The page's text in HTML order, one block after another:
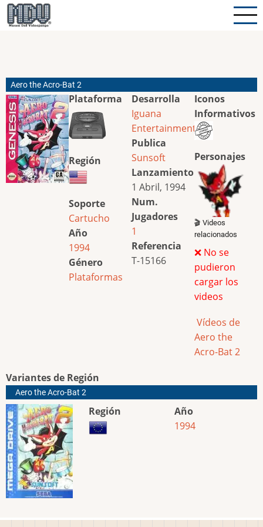
Pasar
al
Aero the Acro-Bat 2
Plataforma
Región
Soporte
Cartucho
Año
1994
Género
Plataformas
Desarrolla
Iguana
Entertainment
Publica
Sunsoft
Lanzamiento
1 Abril, 1994
Num.
Jugadores
1
Referencia
T-15166
Iconos
Informativos
Personajes
🎬 Videos
relacionados
❌ No se
pudieron
cargar los
videos
Vídeos de
Aero the
Acro-Bat 2
Variantes de Región
Aero the Acro-Bat 2
Región
Año
1994